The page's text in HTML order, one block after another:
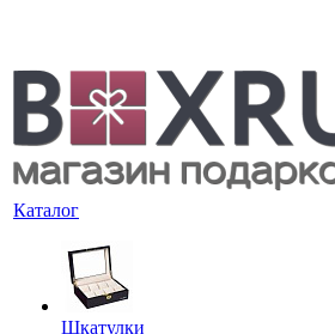
Каталог
Шкатулки